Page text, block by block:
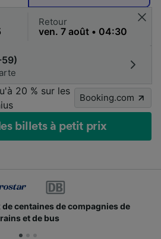
Retour
20 % sur les
Booking.com
billets à petit prix
centaines de compagnies de
et de bus